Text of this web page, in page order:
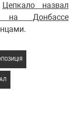
Цепкало назвал
на Донбассе